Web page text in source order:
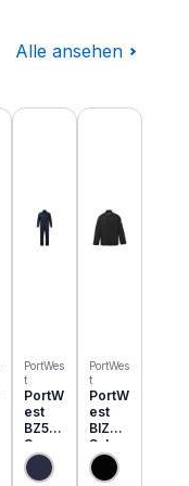
Alle ansehen
PortWes
t
PortW
est
BZ52
3
Bizwe
ld
PortWes
t
PortW
est
BIZ2
Schw
eisser
Jacke